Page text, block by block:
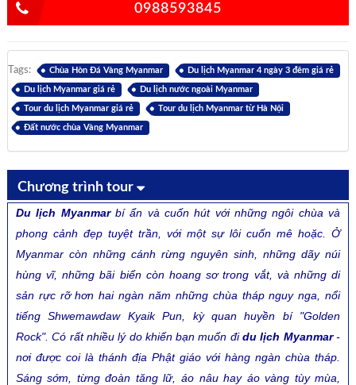
0988593845
Tags: Chùa Hòn Đá Vàng Myanmar Du lịch Myanmar 4 ngày 3 đêm giá rẻ
Du lịch Myanmar giá rẻ Du lịch nước ngoài Myanmar
Tour du lịch Myanmar giá rẻ Tour du lịch Myanmar từ Hà Nội
Đất nước chùa Vàng Myanmar
Chương trình tour
Du lịch Myanmar bí ẩn và cuốn hút với những ngôi chùa và
phong cảnh đẹp tuyệt trần, với một sự lôi cuốn mê hoặc. Ở
Myanmar còn những cánh rừng nguyên sinh, những dãy núi
hùng vĩ, những bãi biển còn hoang sơ trong vắt, và những di
sản rực rỡ hơn hai ngàn năm những chùa tháp nguy nga, nổi
tiếng Shwemawdaw Kyaik Pun, kỳ quan huyền bí "Golden
Rock". Có rất nhiều lý do khiến bạn muốn đidu lịch Myanmar-
nơi được coi là thánh địa Phật giáo với hàng ngàn chùa tháp.
Sáng sớm, từng đoàn tăng lữ, áo nâu hay áo vàng tùy mùa,